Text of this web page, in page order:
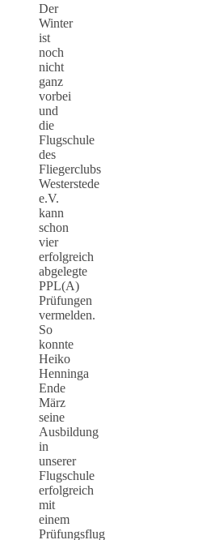
Der
Winter
ist
noch
nicht
ganz
vorbei
und
die
Flugschule
des
Fliegerclubs
Westerstede
e.V.
kann
schon
vier
erfolgreich
abgelegte
PPL(A)
Prüfungen
vermelden.
So
konnte
Heiko
Henninga
Ende
März
seine
Ausbildung
in
unserer
Flugschule
erfolgreich
mit
einem
Prüfungsflug